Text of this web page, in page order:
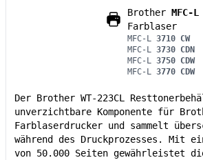
Brother MFC-L
Farblaser
MFC-L
3710 CW
MFC-L
3730 CDN
MFC-L
3750 CDW
MFC-L
3770 CDW
Der Brother WT-223CL
unverzichtbare Komponente für
Farblaserdrucker und sammelt
während des Druckprozesses. Mit
von 50.000 Seiten gewährleistet